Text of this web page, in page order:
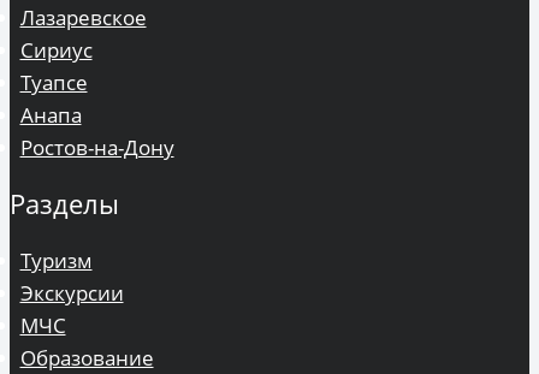
Лазаревское
Сириус
Туапсе
Анапа
Ростов-на-Дону
Разделы
Туризм
Экскурсии
МЧС
Образование